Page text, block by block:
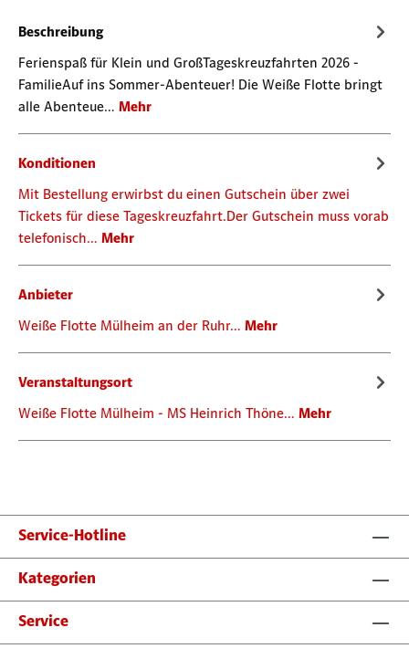
Beschreibung
Ferienspaß für Klein und GroßTageskreuzfahrten 2026 -
FamilieAuf ins Sommer-Abenteuer! Die Weiße Flotte bringt
alle Abenteue… Mehr
Konditionen
Mit Bestellung erwirbst du einen Gutschein über zwei
Tickets für diese Tageskreuzfahrt.Der Gutschein muss vorab
telefonisch… Mehr
Anbieter
Weiße Flotte Mülheim an der Ruhr… Mehr
Veranstaltungsort
Weiße Flotte Mülheim - MS Heinrich Thöne… Mehr
Service-Hotline
Kategorien
Service